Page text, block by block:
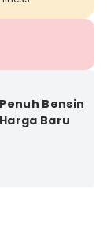
Bensin
Baru